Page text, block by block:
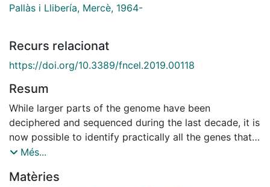
Pallàs i Llibería, Mercè, 1964-
Recurs relacionat
https://doi.org/10.3389/fncel.2019.00118
Resum
While larger parts of the genome have been
deciphered and sequenced during the last decade, it is
now possible to identify practically all the genes that a
cell or tissue transcribes and translates at a given
challenge we are now facing is to understand the
Més...
Matèries